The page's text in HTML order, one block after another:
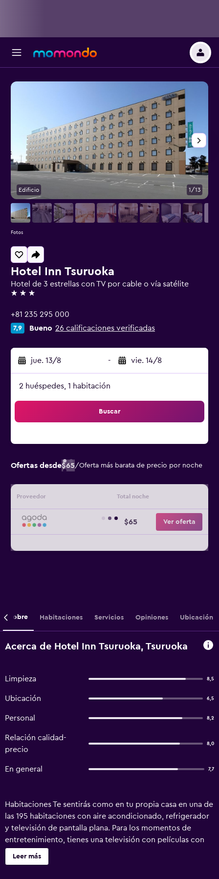
Hotel Inn Tsuruoka
Hotel de 3 estrellas con TV por cable o vía satélite
3 estrellas
+81 235 295 000
7,9 Bueno 26 calificaciones verificadas
jue. 13/8 - vie. 14/8
2 huéspedes, 1 habitación
Buscar
Ofertas desde$65/Oferta más barata de precio por noche
Proveedor Total noche
$65 Ver oferta
Edificio 1/13
Fotos
Sobre Habitaciones Servicios Opiniones Ubicación
Acerca de Hotel Inn Tsuruoka, Tsuruoka
Limpieza 8,5
Ubicación 6,5
Personal 8,2
Relación calidad-
precio
8,0
En general 7,7
Habitaciones Te sentirás como en tu propia casa en una de
las 195 habitaciones con aire acondicionado, refrigerador
y televisión de pantalla plana. Para los momentos de
entretenimiento, tienes una televisión con películas con
cargo y acceso a internet gratis por cable y wifi. El baño
privado con bañera con ducha dispone de artículos de
Leer más